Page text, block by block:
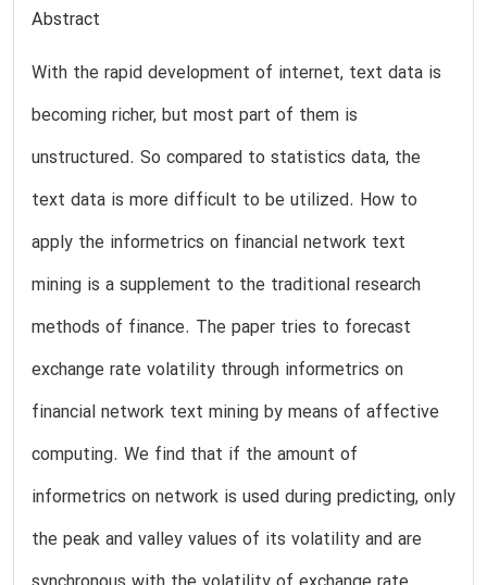
Abstract
With the rapid development of internet, text data is
becoming richer, but most part of them is
unstructured. So compared to statistics data, the
text data is more difficult to be utilized. How to
apply the informetrics on financial network text
mining is a supplement to the traditional research
methods of finance. The paper tries to forecast
exchange rate volatility through informetrics on
financial network text mining by means of affective
computing. We find that if the amount of
informetrics on network is used during predicting, only
the peak and valley values of its volatility and are